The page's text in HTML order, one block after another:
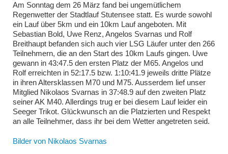
Am Sonntag dem 26 März fand bei ungemütlichem
Regenwetter der Stadtlauf Stutensee statt. Es wurde sowohl
ein Lauf über 5km und ein 10km Lauf angeboten. Mit
Sebastian Bold, Uwe Renz, Angelos Svarnas und Rolf
Breithaupt befanden sich auch vier LSG Läufer unter den 266
Teilnehmern, die an den Start des 10km Laufs gingen. Uwe
gewann in 43:47.5 den ersten Platz der M65. Angelos und
Rolf erreichten in 52:17.5 bzw. 1:10:41.9 jeweils dritte Plätze
in ihren Altersklassen M70 und M75. Ausserdem lief unser
Mitglied Nikolaos Svarnas in 37:48.9 auf den zweiten Platz
seiner AK M40. Allerdings trug er bei diesem Lauf leider ein
Seeger Trikot. Glückwunsch an die Platzierten und Respekt
an alle Teilnehmer, dass ihr bei dem Wetter angetreten seid.
Bilder von Nikolaos Svarnas